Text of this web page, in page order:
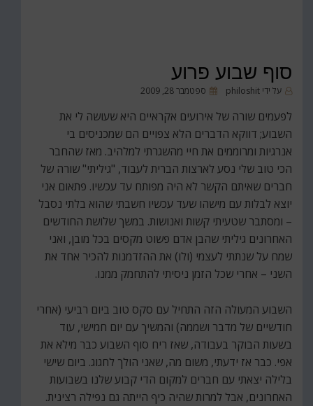
סוף שבוע פרוע
על ידי philoshit
פורסםספטמבר 28, 2009
לפעמים שורה של אירועים אקראיים היא שעושה לי את
השבוע; דווקא הדברים הלא צפויים הם שמכניסים בי
אנרגיות ומרוממים את חיי מהשגרתי למלהיב. מאז שהחבר
הכי טוב שלי נסע לארצות הברית לעבוד, "גיליתי" שורה של
חברים שאיתם הקשר לא היה מפותח עד עכשיו. פתאום אני
יוצא לבלות עם מישהו שעד עכשיו חשבתי שהוא בלתי נסבל
– ומסתבר שטעיתי קשות ואנושות. במשך שלושת החודשים
האחרונים גיליתי שהבן אדם פשוט מקסים בכל מובן, ואני
שמח על שנתתי לעצמי (ולו) את ההזדמנות להכיר אחד את
השני – אחרי שכל הזמן ניסיתי להתחמק ממנו.
השבוע המעולה הזה התחיל עם סקס טוב ביום רביעי (אחרי
חודשיים של מדבר ושממה) והמשיך עם יום חמישי, עוד
בשעות הבוקר בעבודה, שאז ריח סוף השבוע כבר מילא את
אפי. כבר אז ידעתי, משום מה, שאני הולך לחגוג. ביום שישי
בלילה יצאתי עם חברים למקום הדי קבוע שלנו בשבועות
האחרונים, אבל למרות שהיה כיף הייתה גם נפילה רצינית.